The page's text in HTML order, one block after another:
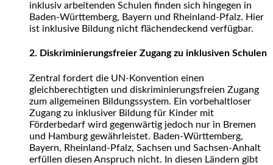
inklusiv arbeitenden Schulen finden sich hingegen in
Baden-Württemberg, Bayern und Rheinland-Pfalz. Hier
ist inklusive Bildung nicht flächendeckend verfügbar.
2. Diskriminierungsfreier Zugang zu inklusiven Schulen
Zentral fordert die UN-Konvention einen
gleichberechtigten und diskriminierungsfreien Zugang
zum allgemeinen Bildungssystem. Ein vorbehaltloser
Zugang zu inklusiver Bildung für Kinder mit
Förderbedarf wird gegenwärtig jedoch nur in Bremen
und Hamburg gewährleistet. Baden-Württemberg,
Bayern, Rheinland-Pfalz, Sachsen und Sachsen-Anhalt
erfüllen diesen Anspruch nicht. In diesen Ländern gibt